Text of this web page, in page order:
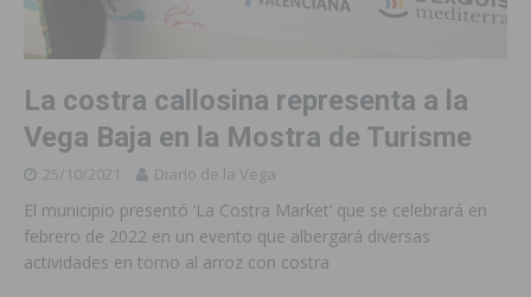
La costra callosina representa a la
Vega Baja en la Mostra de Turisme
25/10/2021 Diario de la Vega
El municipio presentó ‘La Costra Market’ que se celebrará en
febrero de 2022 en un evento que albergará diversas
actividades en torno al arroz con costra